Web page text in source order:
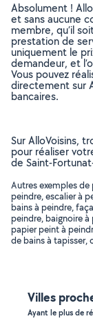
Absolument !
et sans aucune
membre, qu’il
prestation de
uniquement le
demandeur, et
Vous pouvez
directement sur
bancaires.
Sur AlloVoisins,
pour réaliser
de Saint-
Autres exemples
peindre, escalier à
bains à peindre,
peindre, baignoire
papier peint à
de bains à tapisser,
Villes
Ayant le plus de